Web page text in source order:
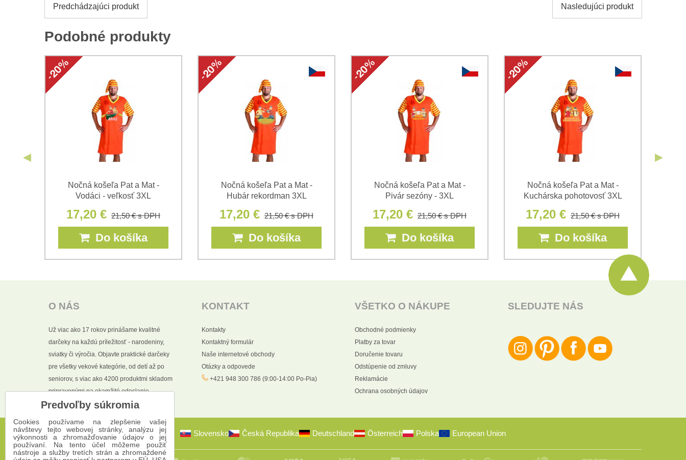
Oboznámil som sa s podmienkamiOchrany osobných údajovspoločnosti Bomba s.r.o.
(Povinné)
(Povinné) Odoslať
Predchádzajúci produkt Nasledujúci produkt
Podobné produkty
Nočná košeľa Pat a Mat -
Vodáci - veľkosť 3XL
17,20 € 21,50 €s DPH
Do košíka
Nočná košeľa Pat a Mat -
Hubár rekordman 3XL
17,20 € 21,50 €s DPH
Do košíka
Nočná košeľa Pat a Mat -
Pivár sezóny - 3XL
17,20 € 21,50 €s DPH
Do košíka
Nočná košeľa Pat a Mat -
Kuchárska pohotovosť 3XL
17,20 € 21,50 €s DPH
Do košíka
O NÁS
Už viac ako 17 rokov prinášame kvalitné
darčeky na každú príležitosť - narodeniny,
sviatky či výročia. Objavte praktické darčeky
pre všetky vekové kategórie, od detí až po
seniorov, s viac ako 4200 produktmi skladom
pripravenými na okamžité odoslanie.
KONTAKT
Kontakty
Kontaktný formulár
Naše internetové obchody
Otázky a odpovede
+421 948 300 786 (9:00-14:00 Po-Pia)
VŠETKO O NÁKUPE
Obchodné podmienky
Platby za tovar
Doručenie tovaru
Odstúpenie od zmluvy
Reklamácie
Ochrana osobných údajov
SLEDUJTE NÁS
Slovensko Česká Republika Deutschland Österreich Polska European Union
Predvoľby súkromia
Cookies používame na zlepšenie vašej
návštevy tejto webovej stránky, analýzu jej
výkonnosti a zhromažďovanie údajov o jej
používaní. Na tento účel môžeme použiť
nástroje a služby tretích strán a zhromaždené